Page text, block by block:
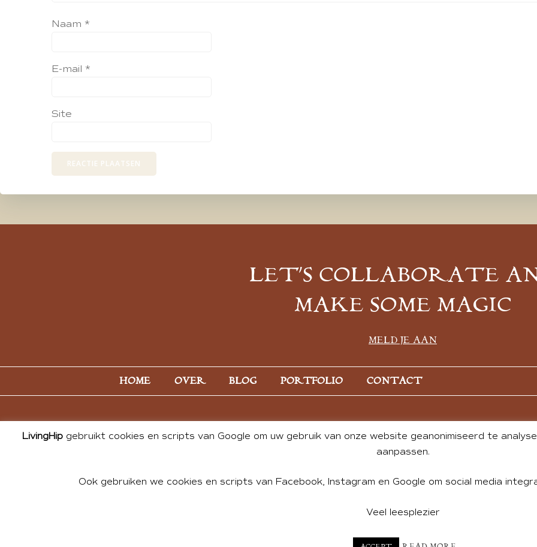
Naam *
E-mail *
Site
LET’S COLLABORATE
MAKE SOME MAGIC
MELD JE AAN
HOME OVER BLOG PORTFOLIO CONTACT
© 2026 ALL PHOTOS & CONTENT BY ANDREA DE GROOT. WEBSITE DESIGN BY
LivingHip gebruikt cookies en scripts van Google om uw gebruik van onze website geanonimiseerd te
aanpassen.
Ook gebruiken we cookies en scripts van Facebook, Instagram en Google om social media
Veel leesplezier